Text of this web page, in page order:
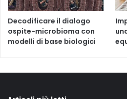
Decodificare il dialogo
ospite-microbioma con
modelli di base biologici